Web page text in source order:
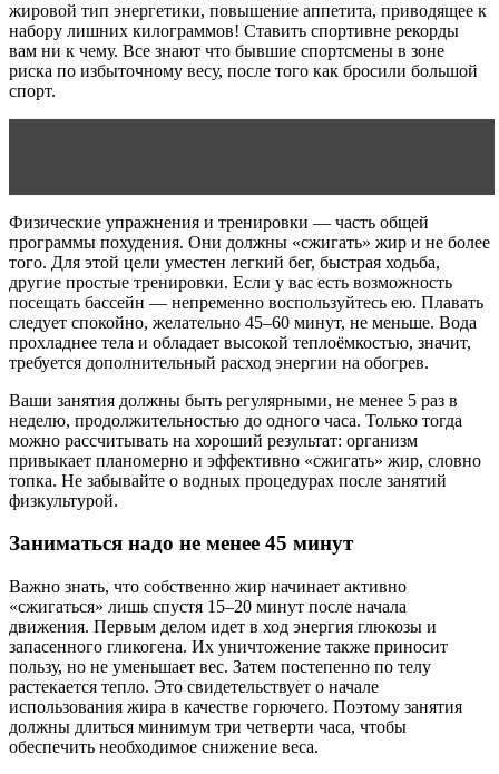
жировой тип энергетики, повышение аппетита, приводящее к
набору лишних килограммов! Ставить спортивне рекорды
вам ни к чему. Все знают что бывшие спортсмены в зоне
риска по избыточному весу, после того как бросили большой
спорт.
Физические упражнения и тренировки — часть общей
программы похудения. Они должны «сжигать» жир и не более
того. Для этой цели уместен легкий бег, быстрая ходьба,
другие простые тренировки. Если у вас есть возможность
посещать бассейн — непременно воспользуйтесь ею. Плавать
следует спокойно, желательно 45–60 минут, не меньше. Вода
прохладнее тела и обладает высокой теплоёмкостью, значит,
требуется дополнительный расход энергии на обогрев.
Ваши занятия должны быть регулярными, не менее 5 раз в
неделю, продолжительностью до одного часа. Только тогда
можно рассчитывать на хороший результат: организм
привыкает планомерно и эффективно «сжигать» жир, словно
топка. Не забывайте о водных процедурах после занятий
физкультурой.
Заниматься надо не менее 45 минут
Важно знать, что собственно жир начинает активно
«сжигаться» лишь спустя 15–20 минут после начала
движения. Первым делом идет в ход энергия глюкозы и
запасенного гликогена. Их уничтожение также приносит
пользу, но не уменьшает вес. Затем постепенно по телу
растекается тепло. Это свидетельствует о начале
использования жира в качестве горючего. Поэтому занятия
должны длиться минимум три четверти часа, чтобы
обеспечить необходимое снижение веса.